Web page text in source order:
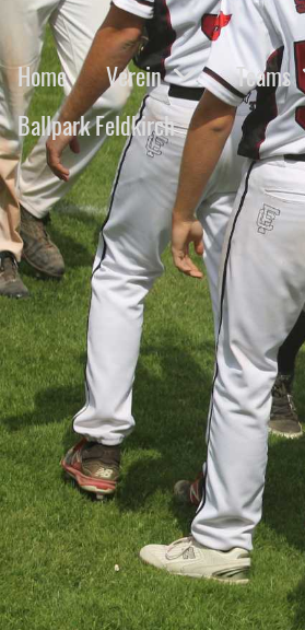
Home Verein Teams
Ballpark Feldkirch